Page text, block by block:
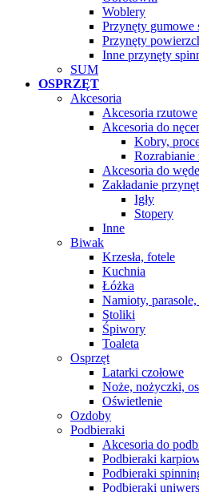
Woblery
Przynęty gumowe
Przynęty
Inne przynęty
SUM
OSPRZĘT
Akcesoria
Akcesoria rzutowe
Akcesoria do
Kobry,
Rozrabianie
Akcesoria do
Zakładanie przynęt
Igły
Stopery
Inne
Biwak
Krzesła, fotele
Kuchnia
Łóżka
Namioty,
Stoliki
Śpiwory
Toaleta
Osprzęt
Latarki czołowe
Noże, nożyczki,
Oświetlenie
Ozdoby
Podbieraki
Akcesoria do
Podbieraki
Podbieraki
Podbieraki